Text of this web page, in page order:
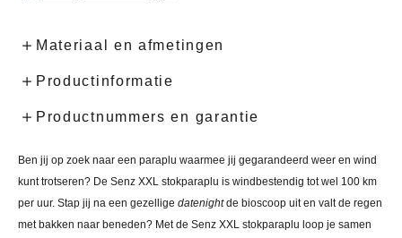
Materiaal en afmetingen
Productinformatie
Productnummers en garantie
Ben jij op zoek naar een paraplu waarmee jij gegarandeerd weer en wind
kunt trotseren? De Senz XXL stokparaplu is windbestendig tot wel 100 km
per uur. Stap jij na een gezellige datenightde bioscoop uit en valt de regen
met bakken naar beneden? Met de Senz XXL stokparaplu loop je samen